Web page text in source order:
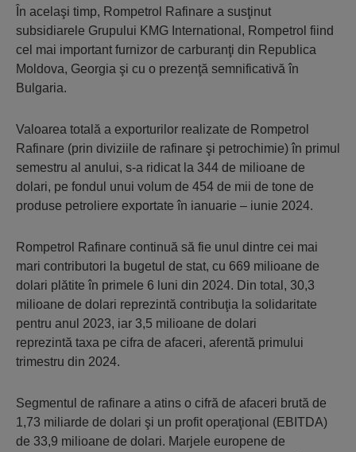
În acelaşi timp, Rompetrol Rafinare a susţinut
subsidiarele Grupului KMG International, Rompetrol fiind
cel mai important furnizor de carburanţi din Republica
Moldova, Georgia şi cu o prezenţă semnificativă în
Bulgaria.
Valoarea totală a exporturilor realizate de Rompetrol
Rafinare (prin diviziile de rafinare şi petrochimie) în primul
semestru al anului, s-a ridicat la 344 de milioane de
dolari, pe fondul unui volum de 454 de mii de tone de
produse petroliere exportate în ianuarie – iunie 2024.
Rompetrol Rafinare continuă să fie unul dintre cei mai
mari contributori la bugetul de stat, cu 669 milioane de
dolari plătite în primele 6 luni din 2024. Din total, 30,3
milioane de dolari reprezintă contribuţia la solidaritate
pentru anul 2023, iar 3,5 milioane de dolari
reprezintă taxa pe cifra de afaceri, aferentă primului
trimestru din 2024.
Segmentul de rafinare a atins o cifră de afaceri brută de
1,73 miliarde de dolari şi un profit operaţional (EBITDA)
de 33,9 milioane de dolari. Marjele europene de